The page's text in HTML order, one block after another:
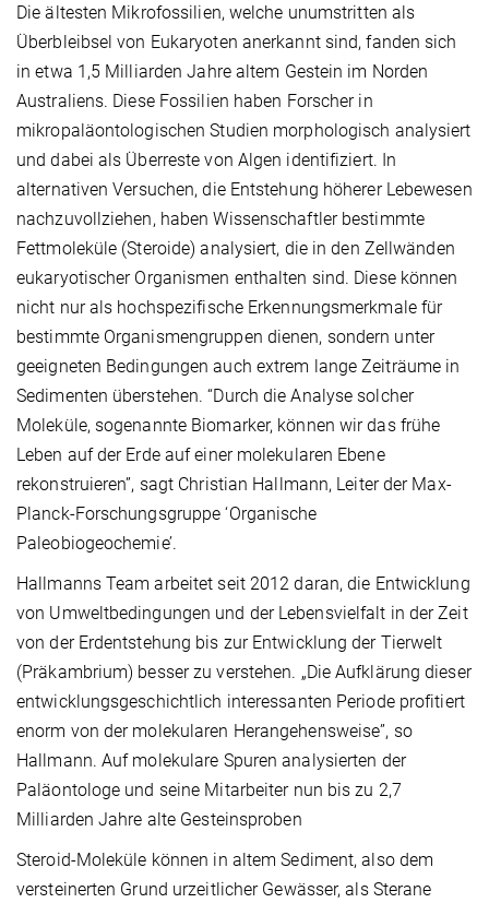
Die ältesten Mikrofossilien, welche unumstritten als
Überbleibsel von Eukaryoten anerkannt sind, fanden sich
in etwa 1,5 Milliarden Jahre altem Gestein im Norden
Australiens. Diese Fossilien haben Forscher in
mikropaläontologischen Studien morphologisch analysiert
und dabei als Überreste von Algen identifiziert. In
alternativen Versuchen, die Entstehung höherer Lebewesen
nachzuvollziehen, haben Wissenschaftler bestimmte
Fettmoleküle (Steroide) analysiert, die in den Zellwänden
eukaryotischer Organismen enthalten sind. Diese können
nicht nur als hochspezifische Erkennungsmerkmale für
bestimmte Organismengruppen dienen, sondern unter
geeigneten Bedingungen auch extrem lange Zeiträume in
Sedimenten überstehen. “Durch die Analyse solcher
Moleküle, sogenannte Biomarker, können wir das frühe
Leben auf der Erde auf einer molekularen Ebene
rekonstruieren”, sagt Christian Hallmann, Leiter der Max-
Planck-Forschungsgruppe ‘Organische
Paleobiogeochemie’.
Hallmanns Team arbeitet seit 2012 daran, die Entwicklung
von Umweltbedingungen und der Lebensvielfalt in der Zeit
von der Erdentstehung bis zur Entwicklung der Tierwelt
(Präkambrium) besser zu verstehen. „Die Aufklärung dieser
entwicklungsgeschichtlich interessanten Periode profitiert
enorm von der molekularen Herangehensweise”, so
Hallmann. Auf molekulare Spuren analysierten der
Paläontologe und seine Mitarbeiter nun bis zu 2,7
Milliarden Jahre alte Gesteinsproben
Steroid-Moleküle können in altem Sediment, also dem
versteinerten Grund urzeitlicher Gewässer, als Sterane